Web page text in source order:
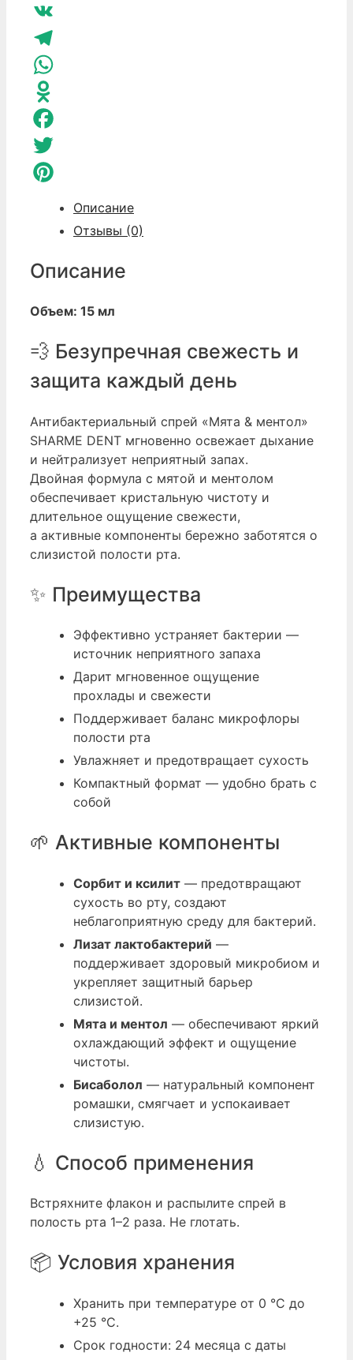
Мята
ментол
Greenway
Sharme
Dent
VK
Telegram
WhatsApp
Odnoklassniki
Facebook
Twitter
Описание
Отзывы (0)
Описание
Объем: 15 мл
💨 Безупречная свежесть и
защита каждый день
Антибактериальный спрей «Мята & ментол»
SHARME DENT мгновенно освежает дыхание
и нейтрализует неприятный запах.
Двойная формула с мятой и ментолом
обеспечивает кристальную чистоту и
длительное ощущение свежести,
а активные компоненты бережно заботятся о
слизистой полости рта.
✨ Преимущества
Эффективно устраняет бактерии —
источник неприятного запаха
Дарит мгновенное ощущение
прохлады и свежести
Поддерживает баланс микрофлоры
полости рта
Увлажняет и предотвращает сухость
Компактный формат — удобно брать с
собой
🌱 Активные компоненты
Сорбит и ксилит — предотвращают
сухость во рту, создают
неблагоприятную среду для бактерий.
Лизат лактобактерий —
поддерживает здоровый микробиом и
укрепляет защитный барьер
слизистой.
Мята и ментол — обеспечивают яркий
охлаждающий эффект и ощущение
чистоты.
Бисаболол — натуральный компонент
ромашки, смягчает и успокаивает
слизистую.
💧 Способ применения
Встряхните флакон и распылите спрей в
полость рта 1–2 раза. Не глотать.
📦 Условия хранения
Хранить при температуре от 0 °C до
+25 °C.
Срок годности: 24 месяца с даты